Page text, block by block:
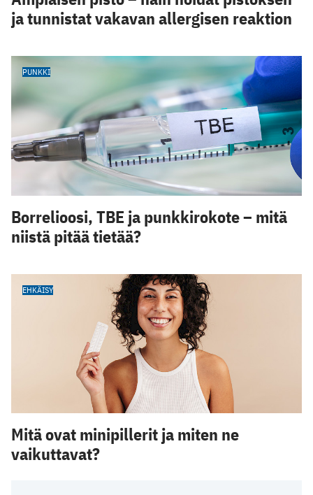
ja tunnistat vakavan allergisen reaktion
PUNKKI
Borrelioosi, TBE ja punkkirokote – mitä
niistä pitää tietää?
EHKÄISY
Mitä ovat minipillerit ja miten ne
vaikuttavat?